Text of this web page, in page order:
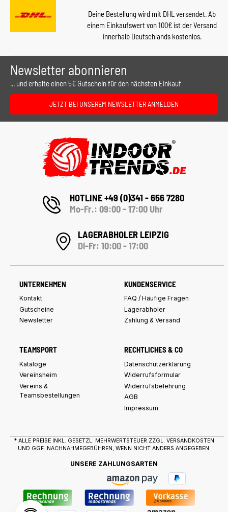
Deine Bestellung wird mit DHL versendet. Ab
einem Einkaufswert von 100€ ist der Versand
innerhalb Deutschlands kostenlos.
Newsletter abonnieren
... und erhalte einen 5€ Gutschein für den nächsten Einkauf
JETZT BEI UNSEREM NEWSLETTER ANMELDEN
HOTLINE +49 (0)341 - 656 7280
Mo-Fr.: 09:00 - 17:00 Uhr
LAGERABHOLER LEIPZIG
Di-Fr: 10:00 - 17:00
UNTERNEHMEN
Kontakt
Gutscheine
Newsletter
KUNDENSERVICE
FAQ / Häufige Fragen
Lagerabholer
Zahlung & Versand
TEAMSPORT
Kataloge
Vereinsheim
Vereins &
Teamsbestellungen
RECHTLICHES & CO
Datenschutzerklärung
Widerrufsformular
Widerrufsbelehrung
AGB
Impressum
* ALLE PREISE INKL. GESETZL. MEHRWERTSTEUER ZZGL. VERSANDKOSTEN
UND GGF. NACHNAHMEGEBÜHREN, WENN NICHT ANDERS ANGEGEBEN.
UNSERE ZAHLUNGSARTEN